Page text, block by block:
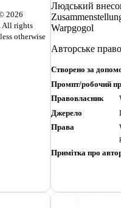
2026
All rights
otherwise
Людський
Warpgogol
Авторське
Створено за
Промпт/робочий
Правовласник
Джерело
Права
Примітка про